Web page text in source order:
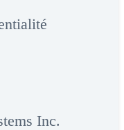
Inc.